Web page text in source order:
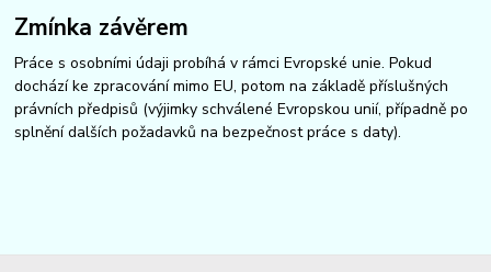
Zmínka závěrem
Práce s osobními údaji probíhá v rámci Evropské unie. Pokud
dochází ke zpracování mimo EU, potom na základě příslušných
právních předpisů (výjimky schválené Evropskou unií, případně po
splnění dalších požadavků na bezpečnost práce s daty).